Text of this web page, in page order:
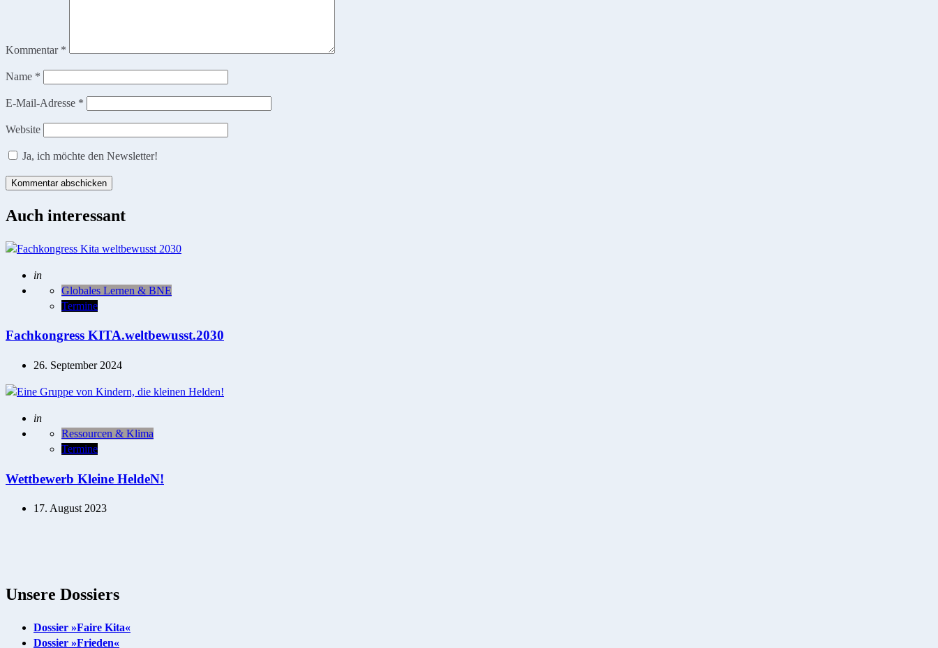
Kommentar *
Name *
E-Mail-Adresse *
Website
Ja, ich möchte den Newsletter!
Auch interessant
Posted
in
Globales Lernen & BNE
Termine
Fachkongress KITA.weltbewusst.2030
26. September 2024
Posted
in
Ressourcen & Klima
Termine
Wettbewerb Kleine HeldeN!
17. August 2023
Unsere Dossiers
Dossier »Faire Kita«
Dossier »Frieden«